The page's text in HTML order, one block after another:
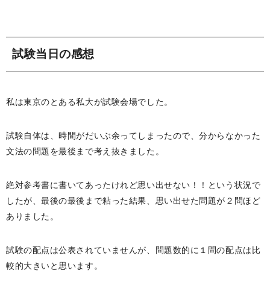
試験当日の感想
私は東京のとある私大が試験会場でした。
試験自体は、時間がだいぶ余ってしまったので、分からなかった
文法の問題を最後まで考え抜きました。
絶対参考書に書いてあったけれど思い出せない！！という状況で
したが、最後の最後まで粘った結果、思い出せた問題が２問ほど
ありました。
試験の配点は公表されていませんが、問題数的に１問の配点は比
較的大きいと思います。